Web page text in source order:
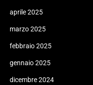
aprile 2025
marzo 2025
febbraio 2025
gennaio 2025
dicembre 2024